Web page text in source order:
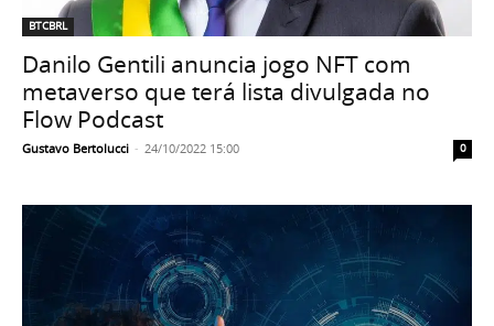
BTCBRL
Danilo Gentili anuncia jogo NFT com
metaverso que terá lista divulgada no
Flow Podcast
Gustavo Bertolucci - 24/10/2022 15:00 0